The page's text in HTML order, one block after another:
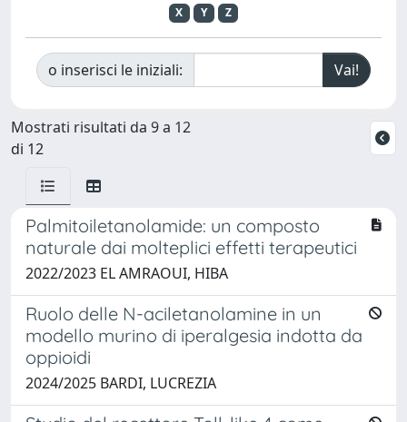
X
Y Z
o inserisci le iniziali:
Mostrati risultati da 9 a 12
di 12
Palmitoiletanolamide: un composto
naturale dai molteplici effetti terapeutici
2022/2023 EL AMRAOUI, HIBA
Ruolo delle N-aciletanolamine in un
modello murino di iperalgesia indotta da
oppioidi
2024/2025 BARDI, LUCREZIA